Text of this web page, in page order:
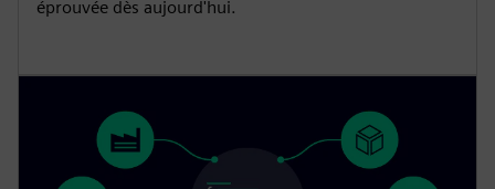
éprouvée dès aujourd'hui.